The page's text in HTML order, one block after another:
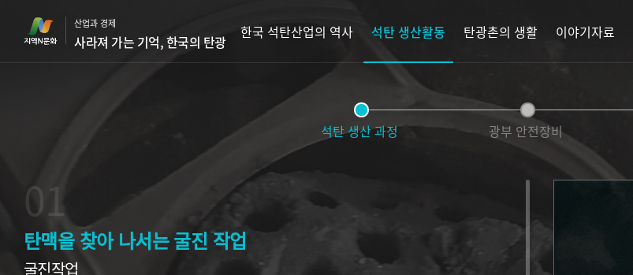
로
산업과 경제
사라져 가는 기억, 한국의 탄광
한국 석탄산업의 역사 석탄 생산활동 탄광촌의 생활 이야기자료
석탄 생산 과정 광부 안전장비
01
탄맥을 찾아 나서는 굴진 작업
굴진작업